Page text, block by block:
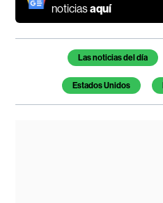
noticiasaquí
Temas de este artículo
Las noticias del día
Estados Unidos